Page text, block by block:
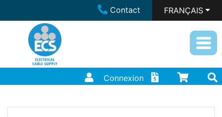
Contact FRANÇAIS
Connexion